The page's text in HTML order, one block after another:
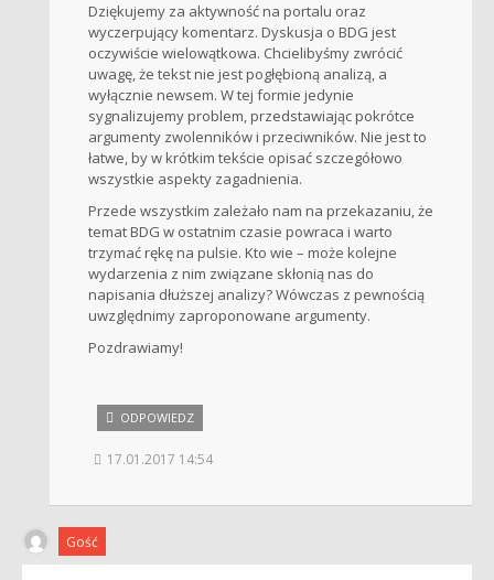
Dziękujemy za aktywność na portalu oraz
wyczerpujący komentarz. Dyskusja o BDG jest
oczywiście wielowątkowa. Chcielibyśmy zwrócić
uwagę, że tekst nie jest pogłębioną analizą, a
wyłącznie newsem. W tej formie jedynie
sygnalizujemy problem, przedstawiając pokrótce
argumenty zwolenników i przeciwników. Nie jest to
łatwe, by w krótkim tekście opisać szczegółowo
wszystkie aspekty zagadnienia.
Przede wszystkim zależało nam na przekazaniu, że
temat BDG w ostatnim czasie powraca i warto
trzymać rękę na pulsie. Kto wie – może kolejne
wydarzenia z nim związane skłonią nas do
napisania dłuższej analizy? Wówczas z pewnością
uwzględnimy zaproponowane argumenty.
Pozdrawiamy!
ODPOWIEDZ
17.01.2017 14:54
Gość